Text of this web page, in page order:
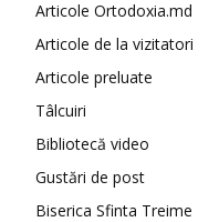
Articole Ortodoxia.md
Articole de la vizitatori
Articole preluate
Tâlcuiri
Bibliotecă video
Gustări de post
Biserica Sfinta Treime